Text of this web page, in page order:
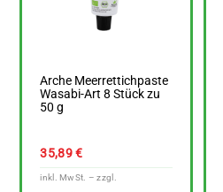
Arche Meerrettichpaste
Wasabi-Art 8 Stück zu
50 g
35,89€